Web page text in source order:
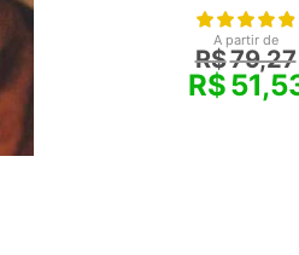
A partir de
R$79,27
R$